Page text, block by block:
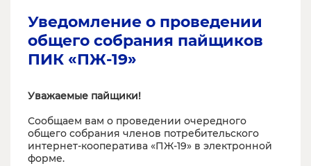
О компании
Уведомление о проведении
общего собрания пайщиков
ПИК «ПЖ-19»
Уважаемые пайщики!
Сообщаем вам о проведении очередного
общего собрания членов потребительского
интернет-кооператива «ПЖ-19» в электронной
форме.